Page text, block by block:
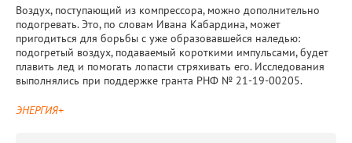
Воздух, поступающий из компрессора, можно дополнительно
подогревать. Это, по словам Ивана Кабардина, может
пригодиться для борьбы с уже образовавшейся наледью:
подогретый воздух, подаваемый короткими импульсами, будет
плавить лед и помогать лопасти стряхивать его. Исследования
выполнялись при поддержке гранта РНФ № 21-19-00205.
ЭНЕРГИЯ+